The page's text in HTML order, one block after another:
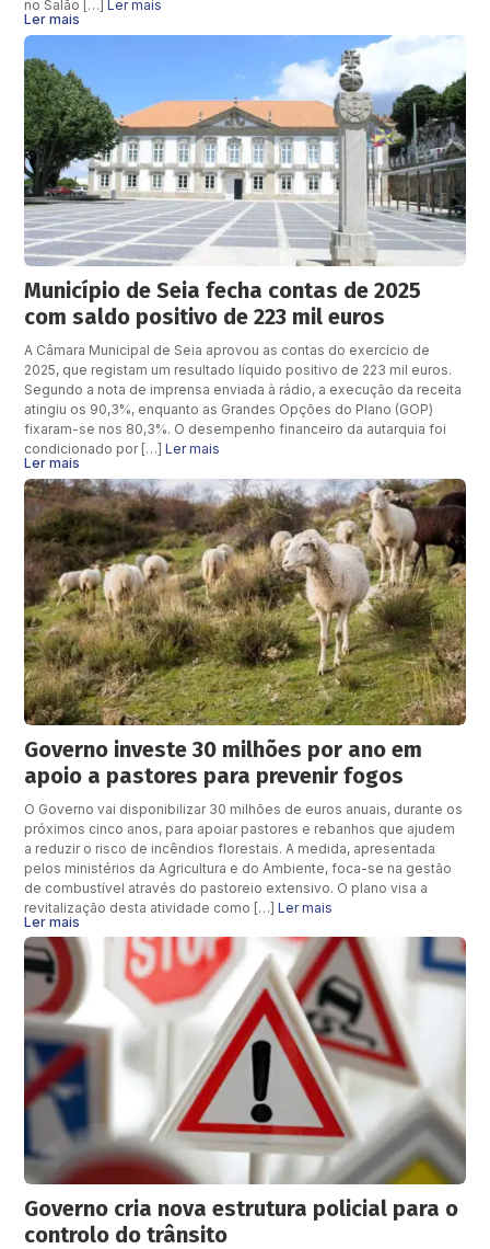
no Salão […]
Ler mais
Ler mais
Município de Seia fecha contas de 2025
com saldo positivo de 223 mil euros
A Câmara Municipal de Seia aprovou as contas do exercício de
2025, que registam um resultado líquido positivo de 223 mil euros.
Segundo a nota de imprensa enviada à rádio, a execução da receita
atingiu os 90,3%, enquanto as Grandes Opções do Plano (GOP)
fixaram-se nos 80,3%. O desempenho financeiro da autarquia foi
condicionado por […]Ler mais
Ler mais
Governo investe 30 milhões por ano em
apoio a pastores para prevenir fogos
O Governo vai disponibilizar 30 milhões de euros anuais, durante os
próximos cinco anos, para apoiar pastores e rebanhos que ajudem
a reduzir o risco de incêndios florestais. A medida, apresentada
pelos ministérios da Agricultura e do Ambiente, foca-se na gestão
de combustível através do pastoreio extensivo. O plano visa a
revitalização desta atividade como […]Ler mais
Ler mais
Governo cria nova estrutura policial para o
controlo do trânsito